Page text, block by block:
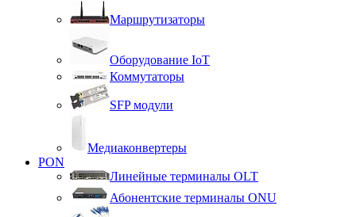
Маршрутизаторы
Оборудование IoT
Коммутаторы
SFP модули
Медиаконвертеры
PON
Линейные терминалы OLT
Абонентские терминалы ONU